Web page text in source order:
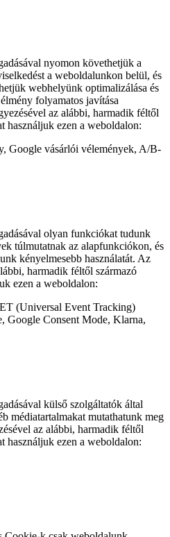
nyomon követhetjük a
a weboldalunkon belül, és
webhelyünk optimalizálása és
folyamatos javítása
az alábbi, harmadik féltől
használjuk ezen a weboldalon:
Google vásárlói vélemények, A/B-
olyan funkciókat tudunk
túlmutatnak az alapfunkciókon, és
kényelmesebb használatát. Az
harmadik féltől származó
ezen a weboldalon:
(Universal Event Tracking)
Google Consent Mode, Klarna,
külső szolgáltatók által
médiatartalmakat mutathatunk meg
az alábbi, harmadik féltől
használjuk ezen a weboldalon: